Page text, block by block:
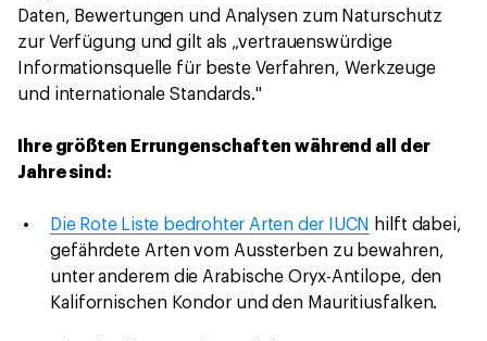
Daten, Bewertungen und Analysen zum Naturschutz
zur Verfügung und gilt als „vertrauenswürdige
Informationsquelle für beste Verfahren, Werkzeuge
und internationale Standards."
Ihre größten Errungenschaften während all der
Jahre sind:
Die Rote Liste bedrohter Arten der IUCN
hilft dabei,
gefährdete Arten vom Aussterben zu bewahren,
unter anderem die Arabische Oryx-Antilope, den
Kalifornischen Kondor und den Mauritiusfalken.